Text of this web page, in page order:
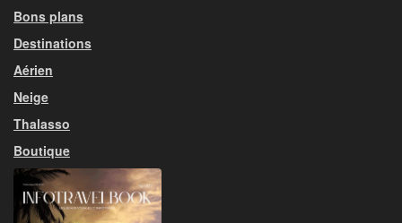
Bons plans
Destinations
Aérien
Neige
Thalasso
Boutique